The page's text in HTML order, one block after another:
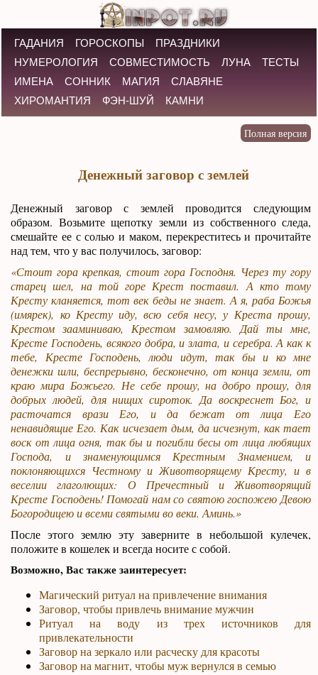
ГАДАНИЯ ГОРОСКОПЫ
ПРАЗДНИКИ
НУМЕРОЛОГИЯ
СОВМЕСТИМОСТЬ ЛУНА
ТЕСТЫ
ИМЕНА
СОННИК МАГИЯ
СЛАВЯНЕ
ХИРОМАНТИЯ
ФЭН-ШУЙ КАМНИ
Денежный заговор с землей
Денежный заговор с землей проводится следующим
образом. Возьмите щепотку земли из собственного следа,
смешайте ее с солью и маком, перекреститесь и прочитайте
над тем, что у вас получилось, заговор:
«Стоит гора крепкая, стоит гора Господня. Через ту гору
старец шел, на той горе Крест поставил. А кто тому
Кресту кланяется, тот век беды не знает. А я, раба Божья
(имярек), ко Кресту иду, всю себя несу, у Креста прошу,
Крестом зааминиваю, Крестом замовляю. Дай ты мне,
Кресте Господень, всякого добра, и злата, и серебра. А как к
тебе, Кресте Господень, люди идут, так бы и ко мне
денежки шли, беспрерывно, бесконечно, от конца земли, от
краю мира Божьего. Не себе прошу, на добро прошу, для
добрых людей, для нищих сироток. Да воскреснет Бог, и
расточатся врази Его, и да бежат от лица Его
ненавидящие Его. Как исчезает дым, да исчезнут, как тает
воск от лица огня, так бы и погибли бесы от лица любящих
Господа, и знаменующимся Крестным Знамением, и
поклоняющихся Честному и Животворящему Кресту, и в
веселии глаголющих: О Пречестный и Животворящий
Кресте Господень! Помогай нам со святою госпожею Девою
Богородицею и всеми святыми во веки. Аминь.»
После этого землю эту заверните в небольшой кулечек,
положите в кошелек и всегда носите с собой.
Возможно, Вас также заинтересует:
Магический ритуал на привлечение внимания
Заговор, чтобы привлечь внимание мужчин
Ритуал на воду из трех источников для
привлекательности
Заговор на зеркало или расческу для красоты
Заговор на магнит, чтобы муж вернулся в семью